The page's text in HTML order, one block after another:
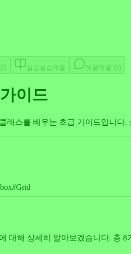
0 ) 실습실습제출 댓글 댓글 (0 )
이드
래스를 배우는 초급 가이드입니
#Grid
대해 상세히 알아보겠습니다. 총